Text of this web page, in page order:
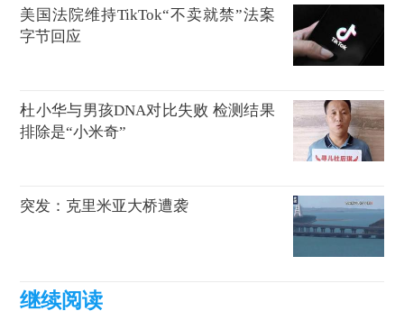
美国法院维持TikTok“不卖就禁”法案
字节回应
杜小华与男孩DNA对比失败 检测结果
排除是“小米奇”
突发：克里米亚大桥遭袭